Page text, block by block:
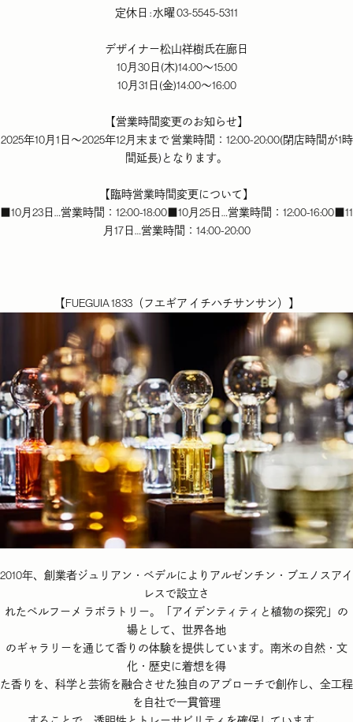
定休日 : 水曜 03-5545-5311
デザイナー松山祥樹氏在廊日
10月30日(木)14:00〜15:00
10月31日(金)14:00〜16:00
【営業時間変更のお知らせ】
2025年10月1日～2025年12月末まで 営業時間：12:00-20:00(閉店時間が1時
間延長)となります。
【臨時営業時間変更について】
■10月23日…営業時間：12:00-18:00■10月25日…営業時間：12:00-16:00■11
月17日…営業時間：14:00-20:00
【FUEGUIA 1833（フエギア イチハチサンサン）】
2010年、創業者ジュリアン・ベデルによりアルゼンチン・ブエノスアイ
レスで設立さ
れたペルフーメ ラボラトリー。「アイデンティティと植物の探究」の
場として、世界各地
のギャラリーを通じて香りの体験を提供しています。南米の自然・文
化・歴史に着想を得
た香りを、科学と芸術を融合させた独自のアプローチで創作し、全工程
を自社で一貫管理